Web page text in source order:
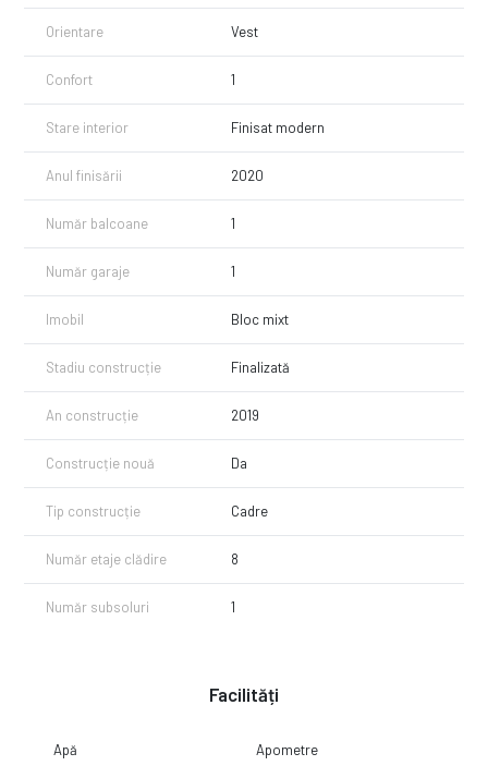
Orientare Vest
Confort 1
Stare interior Finisat modern
Anul finisării 2020
Număr balcoane 1
Număr garaje 1
Imobil Bloc mixt
Stadiu construcție Finalizată
An construcție 2019
Construcție nouă Da
Tip construcție Cadre
Număr etaje clădire 8
Număr subsoluri 1
Facilități
Apă Apometre